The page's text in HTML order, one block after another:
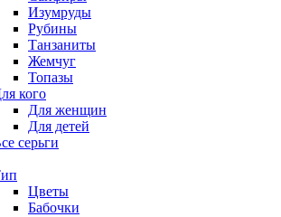
Изумруды
Рубины
Танзаниты
Жемчуг
Топазы
кого
Для женщин
Для детей
серьги
Цветы
Бабочки